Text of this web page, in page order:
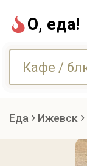
О, еда!
Еда Ижевск